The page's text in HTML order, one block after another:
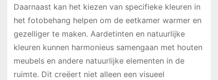
Daarnaast kan het kiezen van specifieke kleuren in
het fotobehang helpen om de eetkamer warmer en
gezelliger te maken. Aardetinten en natuurlijke
kleuren kunnen harmonieus samengaan met houten
meubels en andere natuurlijke elementen in de
ruimte. Dit creëert niet alleen een visueel